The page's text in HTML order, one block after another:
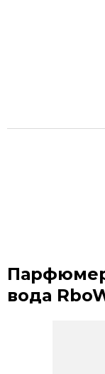
вода